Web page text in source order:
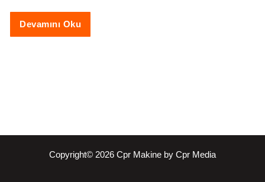
Devamını Oku
Copyright© 2026 Cpr Makine by Cpr Media